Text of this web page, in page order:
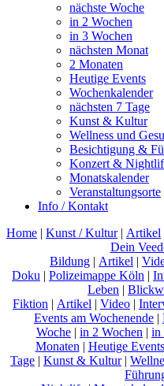
nächste Woche
in 2 Wochen
in 3 Wochen
nächsten Monat
2 Monaten
Heutige Events
Wochenkalender
nächsten 7 Tage
Kunst & Kultur
Wellness und
Besichtigung &
Konzert &
Monatskalender
Veranstaltungsorte
Info / Kontakt
Home | Kunst / Kultur| Artikel
Dein
Bildung | Artikel |
Doku | Polizeimappe Köln |
Leben |
Fiktion | Artikel | Video |
Events am Wochenende |
Woche | in 2 Wochen | in
Monaten | Heutige Events
Tage | Kunst & Kultur|